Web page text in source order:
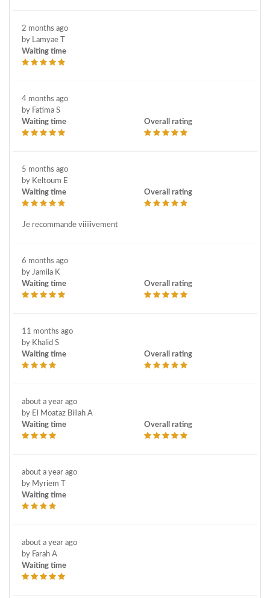
2 months ago
by Lamyae T
Waiting time
4 months ago
by Fatima S
Waiting time
Overall rating
5 months ago
by Keltoum E
Waiting time
Overall rating
Je recommande viiiiivement
6 months ago
by Jamila K
Waiting time
Overall rating
11 months ago
by Khalid S
Waiting time
Overall rating
about a year ago
by El Moataz Billah A
Waiting time
Overall rating
about a year ago
by Myriem T
Waiting time
about a year ago
by Farah A
Waiting time